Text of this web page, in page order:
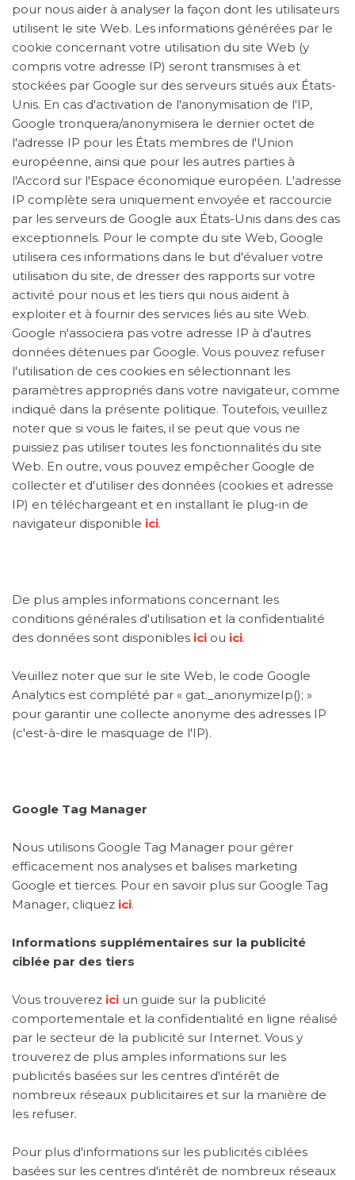
pour nous aider à analyser la façon dont les utilisateurs
utilisent le site Web. Les informations générées par le
cookie concernant votre utilisation du site Web (y
compris votre adresse IP) seront transmises à et
stockées par Google sur des serveurs situés aux États-
Unis. En cas d'activation de l'anonymisation de l'IP,
Google tronquera/anonymisera le dernier octet de
l'adresse IP pour les États membres de l'Union
européenne, ainsi que pour les autres parties à
l'Accord sur l'Espace économique européen. L'adresse
IP complète sera uniquement envoyée et raccourcie
par les serveurs de Google aux États-Unis dans des cas
exceptionnels. Pour le compte du site Web, Google
utilisera ces informations dans le but d'évaluer votre
utilisation du site, de dresser des rapports sur votre
activité pour nous et les tiers qui nous aident à
exploiter et à fournir des services liés au site Web.
Google n'associera pas votre adresse IP à d'autres
données détenues par Google. Vous pouvez refuser
l'utilisation de ces cookies en sélectionnant les
paramètres appropriés dans votre navigateur, comme
indiqué dans la présente politique. Toutefois, veuillez
noter que si vous le faites, il se peut que vous ne
puissiez pas utiliser toutes les fonctionnalités du site
Web. En outre, vous pouvez empêcher Google de
collecter et d'utiliser des données (cookies et adresse
IP) en téléchargeant et en installant le plug-in de
navigateur disponible ici.
De plus amples informations concernant les
conditions générales d'utilisation et la confidentialité
des données sont disponibles ici ou ici.
Veuillez noter que sur le site Web, le code Google
Analytics est complété par « gat._anonymizeIp(); »
pour garantir une collecte anonyme des adresses IP
(c'est-à-dire le masquage de l'IP).
Google Tag Manager
Nous utilisons Google Tag Manager pour gérer
efficacement nos analyses et balises marketing
Google et tierces. Pour en savoir plus sur Google Tag
Manager, cliquez ici.
Informations supplémentaires sur la publicité
ciblée par des tiers
Vous trouverez ici un guide sur la publicité
comportementale et la confidentialité en ligne réalisé
par le secteur de la publicité sur Internet. Vous y
trouverez de plus amples informations sur les
publicités basées sur les centres d'intérêt de
nombreux réseaux publicitaires et sur la manière de
les refuser.
Pour plus d'informations sur les publicités ciblées
basées sur les centres d'intérêt de nombreux réseaux